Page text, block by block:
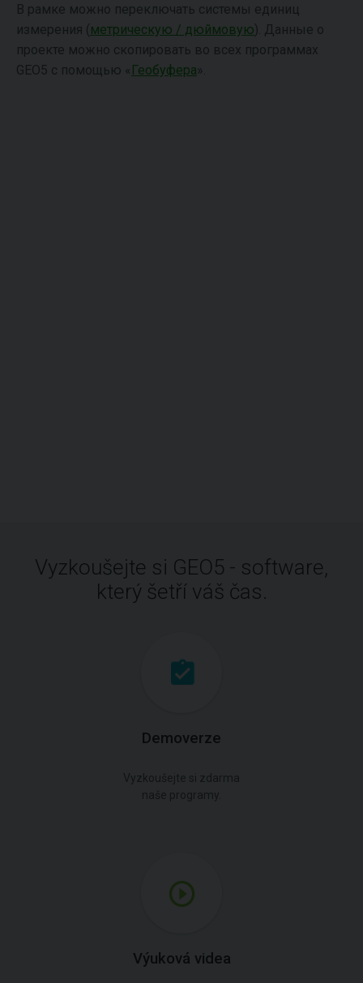
В рамке можно переключать системы единиц
измерения ( метрическую / дюймовую). Данные o
проекте можно скопировать во всех программах
GEO5 с помощью « Геобуфера ».
Vyzkoušejte si GEO5 - software,
který šetří váš čas.
Demoverze
Výuková videa